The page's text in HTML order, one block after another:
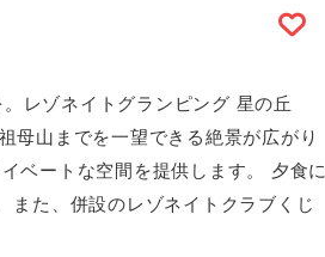
レゾネイトグランピング 星の丘
母山までを一望できる絶景が広がり
ベートな空間を提供します。 夕食に
また、併設のレゾネイトクラブくじ